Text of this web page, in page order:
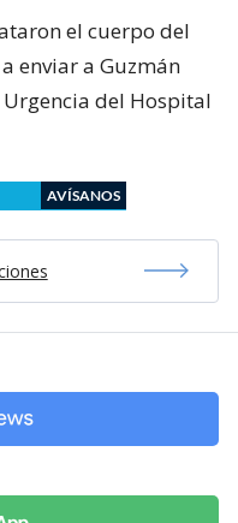
el cuerpo del
enviar a Guzmán
del Hospital
AVÍSANOS